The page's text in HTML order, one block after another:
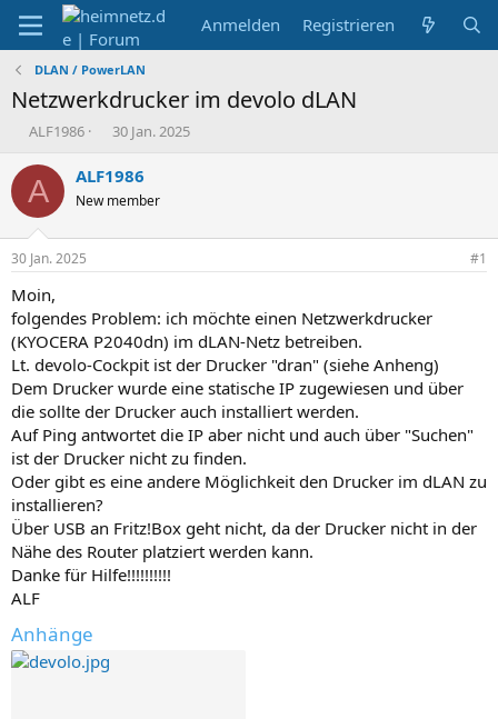
Anmelden Registrieren
DLAN / PowerLAN
Netzwerkdrucker im devolo dLAN
E
s
t
e
r
ALF1986
E
s
e
t
m
30 Jan. 2025
A ALF1986
New member
30 Jan. 2025 #1
Moin,
folgendes Problem: ich möchte einen Netzwerkdrucker
(KYOCERA P2040dn) im dLAN-Netz betreiben.
Lt. devolo-Cockpit ist der Drucker "dran" (siehe Anheng)
Dem Drucker wurde eine statische IP zugewiesen und über
die sollte der Drucker auch installiert werden.
Auf Ping antwortet die IP aber nicht und auch über "Suchen"
ist der Drucker nicht zu finden.
Oder gibt es eine andere Möglichkeit den Drucker im dLAN zu
installieren?
Über USB an Fritz!Box geht nicht, da der Drucker nicht in der
Nähe des Router platziert werden kann.
Danke für Hilfe!!!!!!!!!!
ALF
Anhänge